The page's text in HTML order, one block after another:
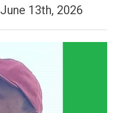
June 13th, 2026